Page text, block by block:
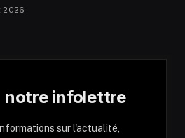
2026
notre infolettre
sur l'actualité,